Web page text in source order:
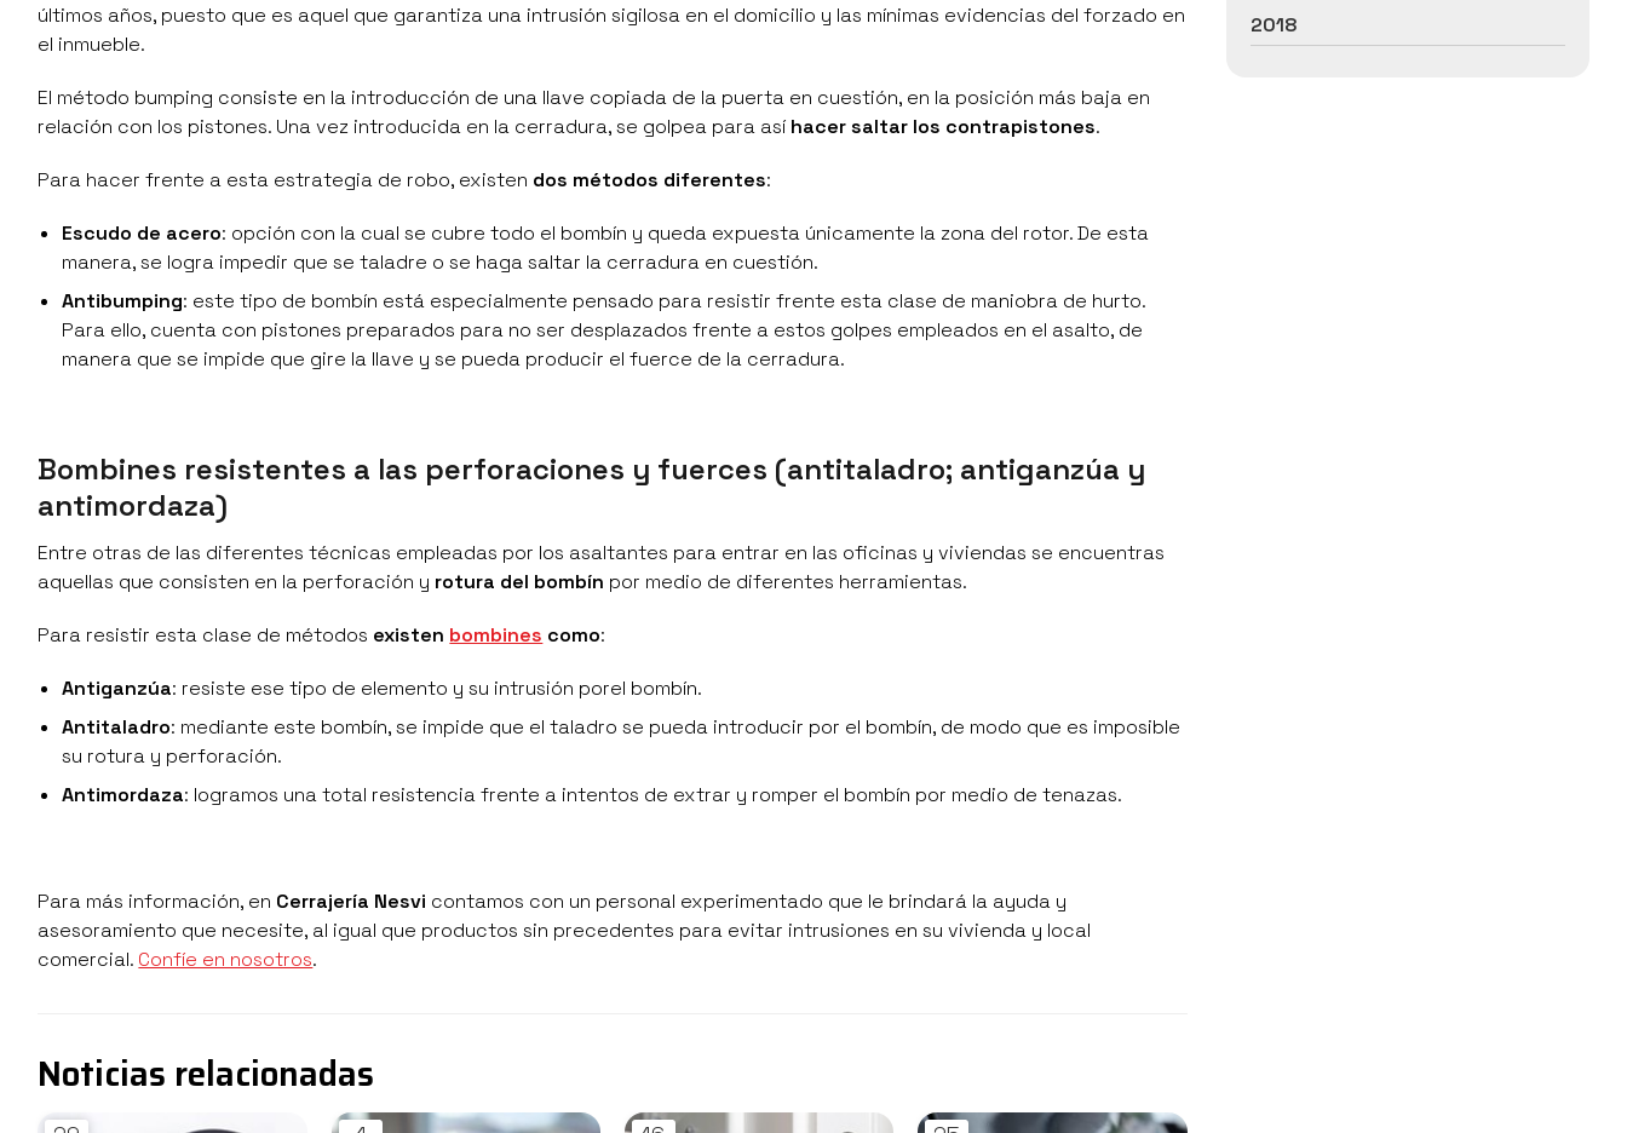
últimos años, puesto que es aquel que garantiza una intrusión sigilosa en el domicilio y las mínimas evidencias del forzado en
el inmueble.
El método bumping consiste en la introducción de una llave copiada de la puerta en cuestión, en la posición más baja en
relación con los pistones. Una vez introducida en la cerradura, se golpea para así hacer saltar los contrapistones.
Para hacer frente a esta estrategia de robo, existen dos métodos diferentes:
Escudo de acero: opción con la cual se cubre todo el bombín y queda expuesta únicamente la zona del rotor. De esta
manera, se logra impedir que se taladre o se haga saltar la cerradura en cuestión.
Antibumping: este tipo de bombín está especialmente pensado para resistir frente esta clase de maniobra de hurto.
Para ello, cuenta con pistones preparados para no ser desplazados frente a estos golpes empleados en el asalto, de
manera que se impide que gire la llave y se pueda producir el fuerce de la cerradura.
Bombines resistentes a las perforaciones y fuerces (antitaladro; antiganzúa y
antimordaza)
Entre otras de las diferentes técnicas empleadas por los asaltantes para entrar en las oficinas y viviendas se encuentras
aquellas que consisten en la perforación y rotura del bombín por medio de diferentes herramientas.
Para resistir esta clase de métodos existen bombines como:
Antiganzúa: resiste ese tipo de elemento y su intrusión porel bombín.
Antitaladro: mediante este bombín, se impide que el taladro se pueda introducir por el bombín, de modo que es imposible
su rotura y perforación.
Antimordaza: logramos una total resistencia frente a intentos de extrar y romper el bombín por medio de tenazas.
Para más información, en Cerrajería Nesvi contamos con un personal experimentado que le brindará la ayuda y
asesoramiento que necesite, al igual que productos sin precedentes para evitar intrusiones en su vivienda y local
comercial. Confíe en nosotros.
Noticias relacionadas
2018